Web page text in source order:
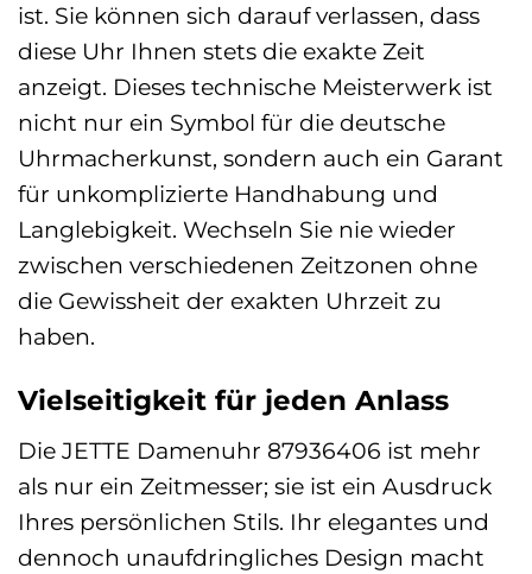
ist. Sie können sich darauf verlassen, dass
diese Uhr Ihnen stets die exakte Zeit
anzeigt. Dieses technische Meisterwerk ist
nicht nur ein Symbol für die deutsche
Uhrmacherkunst, sondern auch ein Garant
für unkomplizierte Handhabung und
Langlebigkeit. Wechseln Sie nie wieder
zwischen verschiedenen Zeitzonen ohne
die Gewissheit der exakten Uhrzeit zu
haben.
Vielseitigkeit für jeden Anlass
Die JETTE Damenuhr 87936406 ist mehr
als nur ein Zeitmesser; sie ist ein Ausdruck
Ihres persönlichen Stils. Ihr elegantes und
dennoch unaufdringliches Design macht